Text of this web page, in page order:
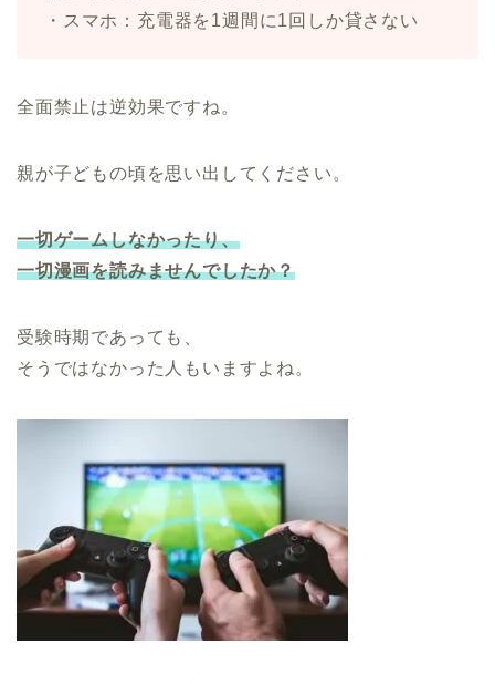
・スマホ：充電器を1週間に1回しか貸さない
全面禁止は逆効果ですね。
親が子どもの頃を思い出してください。
一切ゲームしなかったり、
一切漫画を読みませんでしたか？
受験時期であっても、
そうではなかった人もいますよね。